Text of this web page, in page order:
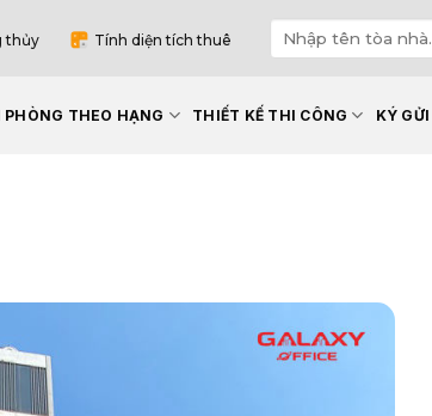
thủy Tính diện tích thuê
PHÒNG THEO HẠNG THIẾT KẾ THI CÔNG KÝ